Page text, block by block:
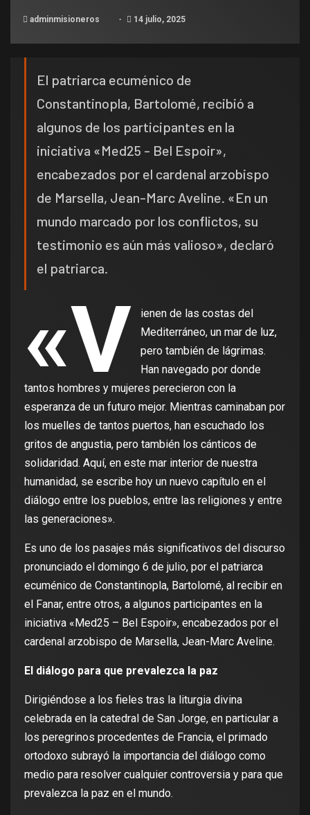
adminmisioneros 14 julio, 2025
El patriarca ecuménico de
Constantinopla, Bartolomé, recibió a
algunos de los participantes en la
iniciativa «Med25 - Bel Espoir»,
encabezados por el cardenal arzobispo
de Marsella, Jean-Marc Aveline. «En un
mundo marcado por los conflictos, su
testimonio es aún más valioso», declaró
el patriarca.
«V
ienen de las costas del
Mediterráneo, un mar de luz,
pero también de lágrimas.
Han navegado por donde
tantos hombres y mujeres perecieron con la
esperanza de un futuro mejor. Mientras caminaban por
los muelles de tantos puertos, han escuchado los
gritos de angustia, pero también los cánticos de
solidaridad. Aquí, en este mar interior de nuestra
humanidad, se escribe hoy un nuevo capítulo en el
diálogo entre los pueblos, entre las religiones y entre
las generaciones».
Es uno de los pasajes más significativos del discurso
pronunciado el domingo 6 de julio, por el patriarca
ecuménico de Constantinopla, Bartolomé, al recibir en
el Fanar, entre otros, a algunos participantes en la
iniciativa «Med25 – Bel Espoir», encabezados por el
cardenal arzobispo de Marsella, Jean-Marc Aveline.
El diálogo para que prevalezca la paz
Dirigiéndose a los fieles tras la liturgia divina
celebrada en la catedral de San Jorge, en particular a
los peregrinos procedentes de Francia, el primado
ortodoxo subrayó la importancia del diálogo como
medio para resolver cualquier controversia y para que
prevalezca la paz en el mundo.